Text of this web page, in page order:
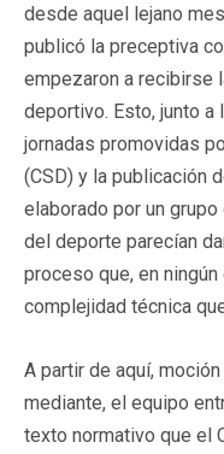
desde aquel lejano
publicó la preceptiva
empezaron a recibirse
deportivo. Esto, junto a
jornadas promovidas
(CSD) y la publicación
elaborado por un
del deporte parecían
proceso que, en
complejidad técnica
A partir de aquí,
mediante, el equipo
texto normativo que el